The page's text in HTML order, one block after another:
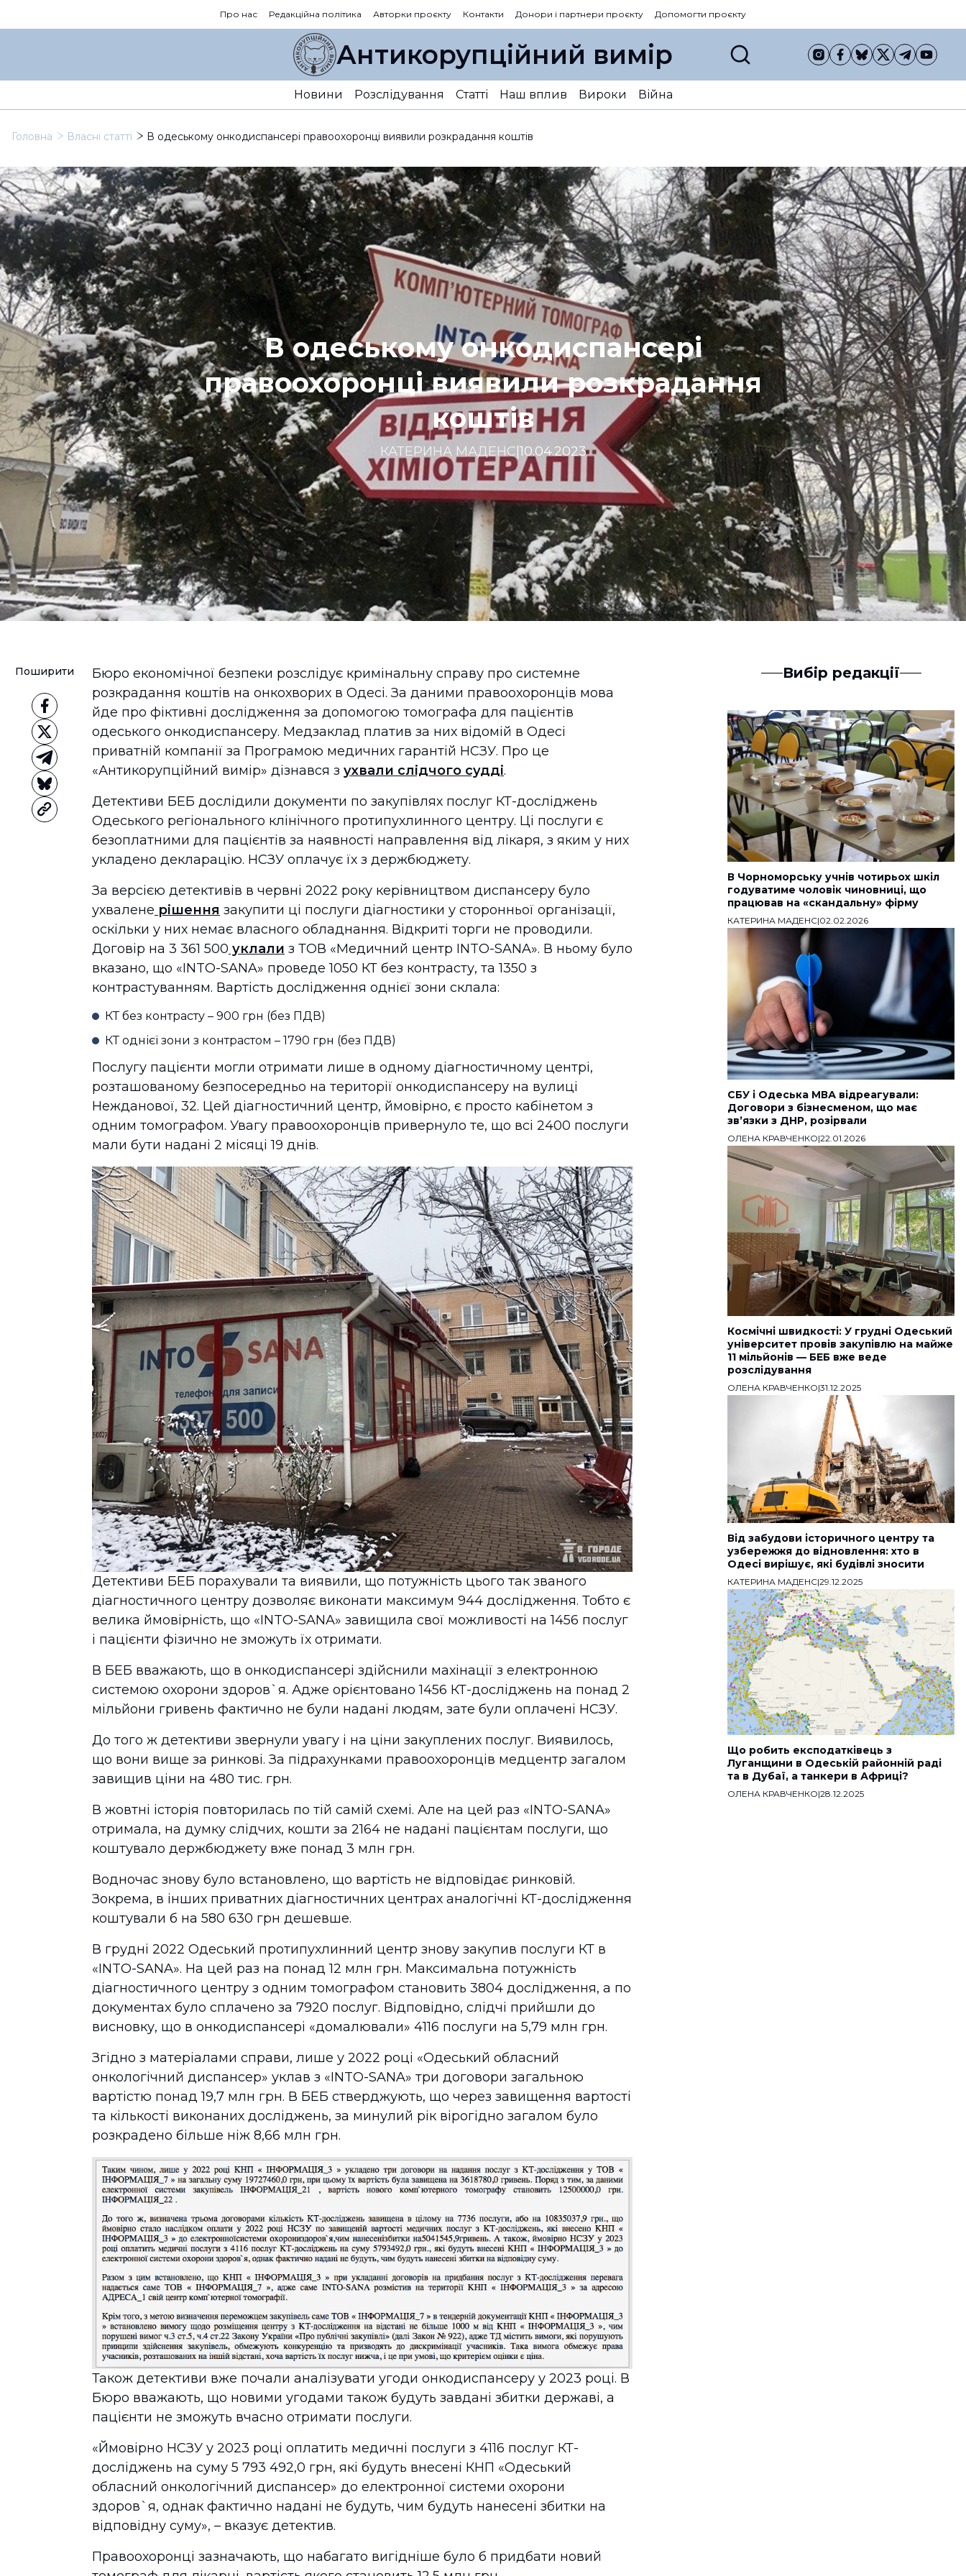
Про нас Редакційна політика Авторки проєкту Контакти Донори і партнери проєкту Допомогти проєкту
Антикорупційний вимір
Новини Розслідування Статті Наш вплив Вироки Війна
Головна Власні статті В одеському онкодиспансері правоохоронці виявили розкрадання коштів
В одеському онкодиспансері
правоохоронці виявили розкрадання
коштів
КАТЕРИНА МАДЕНС|10.04.2023
Поширити
Бюро економічної безпеки розслідує кримінальну справу про системне
розкрадання коштів на онкохворих в Одесі. За даними правоохоронців мова
йде про фіктивні дослідження за допомогою томографа для пацієнтів
одеського онкодиспансеру. Медзаклад платив за них відомій в Одесі
приватній компанії за Програмою медичних гарантій НСЗУ. Про це
«Антикорупційний вимір» дізнався з ухвали слідчого судді.
Детективи БЕБ дослідили документи по закупівлях послуг КТ-досліджень
Одеського регіонального клінічного протипухлинного центру. Ці послуги є
безоплатними для пацієнтів за наявності направлення від лікаря, з яким у них
укладено декларацію. НСЗУ оплачує їх з держбюджету.
За версією детективів в червні 2022 року керівництвом диспансеру було
ухвалене рішення закупити ці послуги діагностики у сторонньої організації,
оскільки у них немає власного обладнання. Відкриті торги не проводили.
Договір на 3 361 500 уклали з ТОВ «Медичний центр INTO-SANA». В ньому було
вказано, що «INTO-SANA» проведе 1050 КТ без контрасту, та 1350 з
контрастуванням. Вартість дослідження однієї зони склала:
КТ без контрасту – 900 грн (без ПДВ)
КТ однієї зони з контрастом – 1790 грн (без ПДВ)
Послугу пацієнти могли отримати лише в одному діагностичному центрі,
розташованому безпосередньо на території онкодиспансеру на вулиці
Нежданової, 32. Цей діагностичний центр, ймовірно, є просто кабінетом з
одним томографом. Увагу правоохоронців привернуло те, що всі 2400 послуги
мали бути надані 2 місяці 19 днів.
Детективи БЕБ порахували та виявили, що потужність цього так званого
діагностичного центру дозволяє виконати максимум 944 дослідження. Тобто є
велика ймовірність, що «INTO-SANA» завищила свої можливості на 1456 послуг
і пацієнти фізично не зможуть їх отримати.
В БЕБ вважають, що в онкодиспансері здійснили махінації з електронною
системою охорони здоров`я. Адже орієнтовано 1456 КТ-досліджень на понад 2
мільйони гривень фактично не були надані людям, зате були оплачені НСЗУ.
До того ж детективи звернули увагу і на ціни закуплених послуг. Виявилось,
що вони вище за ринкові. За підрахунками правоохоронців медцентр загалом
завищив ціни на 480 тис. грн.
В жовтні історія повторилась по тій самій схемі. Але на цей раз «INTO-SANA»
отримала, на думку слідчих, кошти за 2164 не надані пацієнтам послуги, що
коштувало держбюджету вже понад 3 млн грн.
Водночас знову було встановлено, що вартість не відповідає ринковій.
Зокрема, в інших приватних діагностичних центрах аналогічні КТ-дослідження
коштували б на 580 630 грн дешевше.
В грудні 2022 Одеський протипухлинний центр знову закупив послуги КТ в
«INTO-SANA». На цей раз на понад 12 млн грн. Максимальна потужність
діагностичного центру з одним томографом становить 3804 дослідження, а по
документах було сплачено за 7920 послуг. Відповідно, слідчі прийшли до
висновку, що в онкодиспансері «домалювали» 4116 послуги на 5,79 млн грн.
Згідно з матеріалами справи, лише у 2022 році «Одеський обласний
онкологічний диспансер» уклав з «INTO-SANA» три договори загальною
вартістю понад 19,7 млн грн. В БЕБ стверджують, що через завищення вартості
та кількості виконаних досліджень, за минулий рік вірогідно загалом було
розкрадено більше ніж 8,66 млн грн.
Також детективи вже почали аналізувати угоди онкодиспансеру у 2023 році. В
Бюро вважають, що новими угодами також будуть завдані збитки державі, а
пацієнти не зможуть вчасно отримати послуги.
«Ймовірно НСЗУ у 2023 році оплатить медичні послуги з 4116 послуг КТ-
досліджень на суму 5 793 492,0 грн, які будуть внесені КНП «Одеський
обласний онкологічний диспансер» до електронної системи охорони
здоров`я, однак фактично надані не будуть, чим будуть нанесені збитки на
відповідну суму», – вказує детектив.
Правоохоронці зазначають, що набагато вигідніше було б придбати новий
Вибір редакції
В Чорноморську учнів чотирьох шкіл
годуватиме чоловік чиновниці, що
працював на «скандальну» фірму
КАТЕРИНА МАДЕНС|02.02.2026
СБУ і Одеська МВА відреагували:
Договори з бізнесменом, що має
звʼязки з ДНР, розірвали
ОЛЕНА КРАВЧЕНКО|22.01.2026
Космічні швидкості: У грудні Одеський
університет провів закупівлю на майже
11 мільйонів — БЕБ вже веде
розслідування
ОЛЕНА КРАВЧЕНКО|31.12.2025
Від забудови історичного центру та
узбережжя до відновлення: хто в
Одесі вирішує, які будівлі зносити
КАТЕРИНА МАДЕНС|29.12.2025
Що робить експодатківець з
Луганщини в Одеській районній раді
та в Дубаї, а танкери в Африці?
ОЛЕНА КРАВЧЕНКО|28.12.2025